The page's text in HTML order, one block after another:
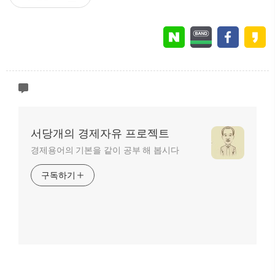
서당개의 경제자유 프로젝트
경제용어의 기본을 같이 공부 해 봅시다
구독하기